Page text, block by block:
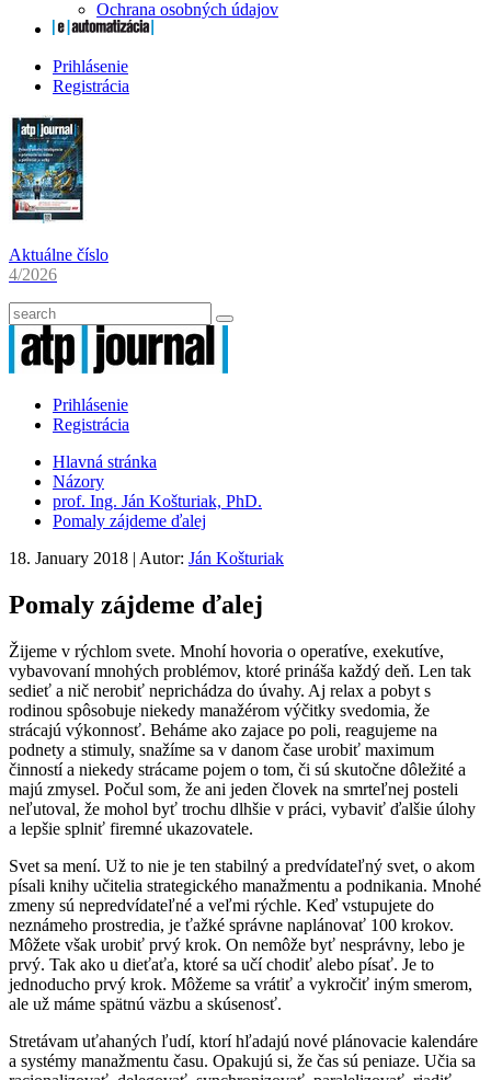
Ochrana osobných údajov
Prihlásenie
Registrácia
Aktuálne číslo
4/2026
Prihlásenie
Registrácia
Hlavná stránka
Názory
prof. Ing. Ján Košturiak, PhD.
Pomaly zájdeme ďalej
18. January 2018 | Autor: Ján Košturiak
Pomaly zájdeme ďalej
Žijeme v rýchlom svete. Mnohí hovoria o operatíve, exekutíve,
vybavovaní mnohých problémov, ktoré prináša každý deň. Len tak
sedieť a nič nerobiť neprichádza do úvahy. Aj relax a pobyt s
rodinou spôsobuje niekedy manažérom výčitky svedomia, že
strácajú výkonnosť. Beháme ako zajace po poli, reagujeme na
podnety a stimuly, snažíme sa v danom čase urobiť maximum
činností a niekedy strácame pojem o tom, či sú skutočne dôležité a
majú zmysel. Počul som, že ani jeden človek na smrteľnej posteli
neľutoval, že mohol byť trochu dlhšie v práci, vybaviť ďalšie úlohy
a lepšie splniť firemné ukazovatele.
Svet sa mení. Už to nie je ten stabilný a predvídateľný svet, o akom
písali knihy učitelia strategic­kého manažmentu a podnikania. Mnohé
zmeny sú nepredvídateľné a veľmi rýchle. Keď vstupujete do
neznámeho prostredia, je ťažké správne naplánovať 100 krokov.
Môžete však urobiť prvý krok. On nemôže byť nesprávny, lebo je
prvý. Tak ako u dieťaťa, ktoré sa učí chodiť alebo písať. Je to
jednoducho prvý krok. Môžeme sa vrátiť a vykročiť iným smerom,
ale už máme spätnú väzbu a skúsenosť.
Stretávam uťahaných ľudí, ktorí hľadajú nové plánovacie kalendáre
a systémy manažmentu času. Opakujú si, že čas sú peniaze. Učia sa